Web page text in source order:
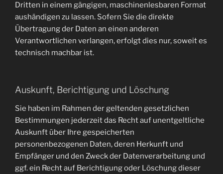
Dritten in einem gängigen, maschinenlesbaren Format
aushändigen zu lassen. Sofern Sie die direkte
Übertragung der Daten an einen anderen
Verantwortlichen verlangen, erfolgt dies nur, soweit es
technisch machbar ist.
Auskunft, Berichtigung und Löschung
Sie haben im Rahmen der geltenden gesetzlichen
Bestimmungen jederzeit das Recht auf unentgeltliche
Auskunft über Ihre gespeicherten
personenbezogenen Daten, deren Herkunft und
Empfänger und den Zweck der Datenverarbeitung und
ggf. ein Recht auf Berichtigung oder Löschung dieser